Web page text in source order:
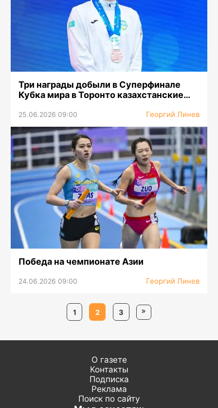
Три награды добыли в Суперфинале
Кубка мира в Торонто казахстанские
25.06.2026 09:00 Георгий Линев
Победа на чемпионате Азии
24.06.2026 09:00 Георгий Линев
1 2 3
О газете
Контакты
Подписка
Реклама
Поиск по сайту